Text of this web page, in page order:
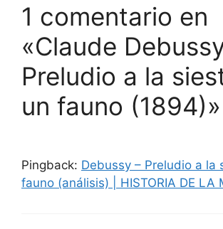
1 comentario en
«Claude
Preludio a la
un fauno (1894)»
Pingback: Debussy – Preludio a la
fauno (análisis) | HISTORIA DE LA